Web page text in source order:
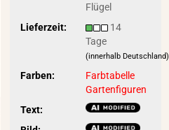
Flügel
Lieferzeit:
14
Tage
(innerhalb Deutschland)
Farben:
Farbtabelle
Gartenfiguren
Text: